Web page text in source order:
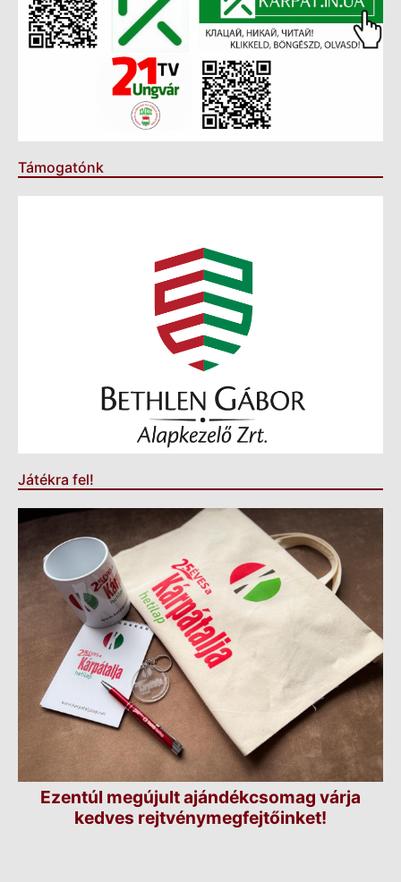
Támogatónk
Játékra fel!
Ezentúl megújult ajándékcsomag várja
kedves rejtvénymegfejtőinket!